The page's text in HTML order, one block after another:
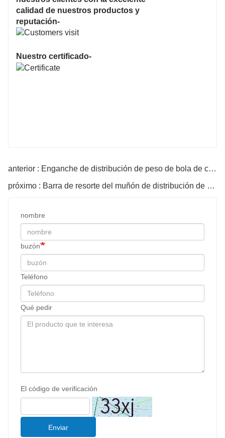
calidad de nuestros productos y
reputación-
Nuestro certificado-
anterior : Enganche de distribución de peso de bola de control de balanceo
próximo : Barra de resorte del muñón de distribución de peso del enganche
nombre
buzón
Teléfono
Qué pedir
El código de verificación
Enviar